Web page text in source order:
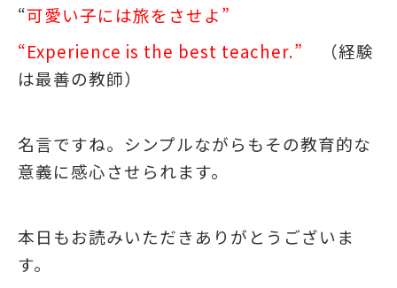
“可愛い子には旅をさせよ”
“Experience is the best teacher.” （経験
は最善の教師）
名言ですね。シンプルながらもその教育的な
意義に感心させられます。
本日もお読みいただきありがとうございま
す。